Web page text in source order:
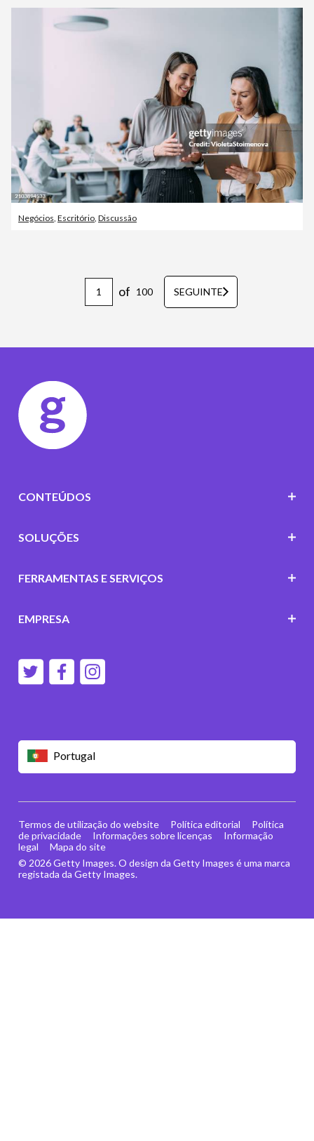
Negócios Escritório Discussão
of 100 SEGUINTE
Portugal
CONTEÚDOS
SOLUÇÕES
FERRAMENTAS E SERVIÇOS
EMPRESA
© 2026 Getty Images. O design da Getty Images é uma marca
registada da Getty Images.
Termos de utilização do website Política editorial
Política
de privacidade
Informações sobre licenças
Informação
legal
Mapa do site